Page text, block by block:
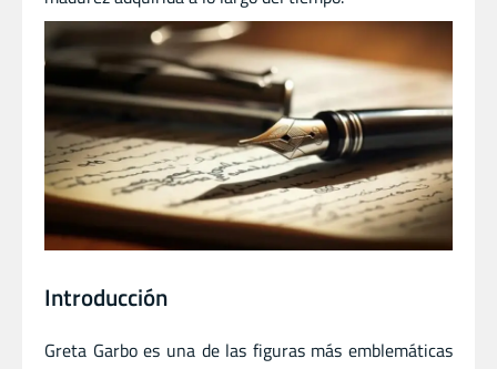
Introducción
Greta Garbo es una de las figuras más emblemáticas